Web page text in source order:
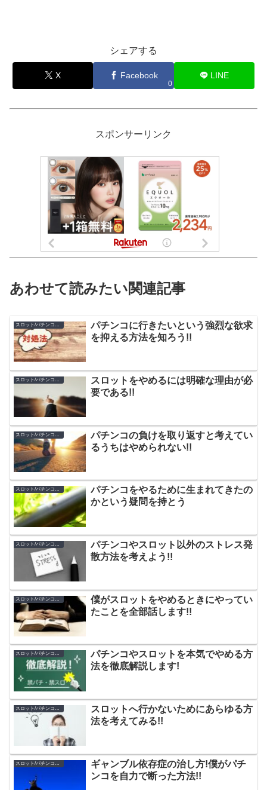
シェアする
X Facebook
0
LINE
スポンサーリンク
あわせて読みたい関連記事
スロット/パチンコのやめ方
パチンコに行きたいという強烈な欲求
を抑える方法を知ろう!!
スロットをやめるには明確な理由が必
要である!!
パチンコの負けを取り返すと考えてい
るうちはやめられない!!
スロット/パチンコのやめ方
パチンコをやるために生まれてきたの
かという疑問を持とう
スロット/パチンコのやめ方
パチンコやスロット以外のストレス発
散方法を考えよう!!
僕がスロットをやめるときにやってい
たことを全部話します!!
スロット/パチンコのやめ方
パチンコやスロットを本気でやめる方
法を徹底解説します!
スロット/パチンコのやめ方
スロットへ行かないためにあらゆる方
法を考えてみる!!
スロット/パチンコのやめ方
ギャンブル依存症の治し方!僕がパチ
ンコを自力で断った方法!!